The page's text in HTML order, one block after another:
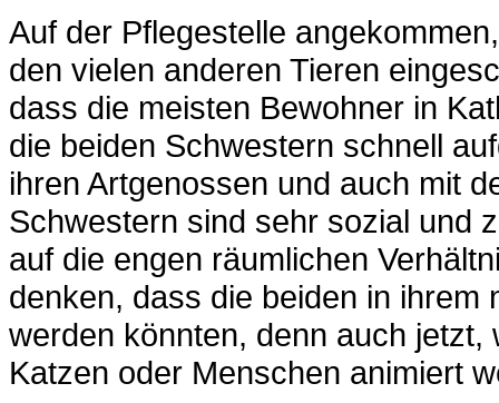
Auf der Pflegestelle
den vielen anderen Tieren
dass die meisten Bewohner in
die beiden Schwestern schnell
ihren Artgenossen und auch mit
Schwestern sind sehr sozial und
auf die engen räumlichen
denken, dass die beiden in
werden könnten, denn auch
Katzen oder Menschen animiert